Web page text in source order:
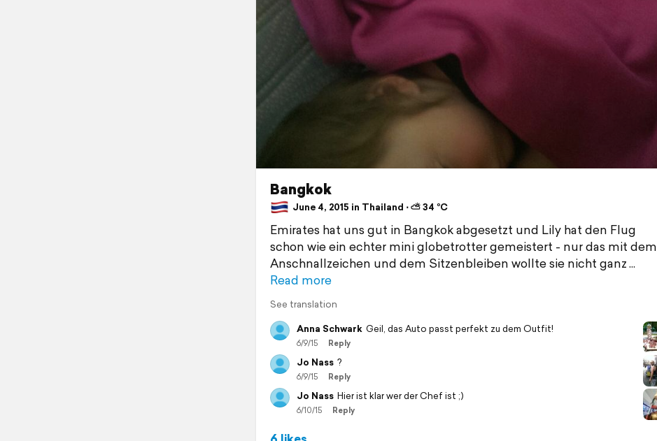
Bangkok
June 4, 2015 in Thailand ⋅ ⛅ 34 °C
Emirates hat uns gut in Bangkok abgesetzt und Lily hat den Flug
schon wie ein echter mini globetrotter gemeistert - nur das mit dem
Anschnallzeichen und dem Sitzenbleiben wollte sie nicht ganz
Read more
See translation
Anna Schwark Geil, das Auto passt perfekt zu dem Outfit!
6/9/15 Reply
Jo Nass ?
6/9/15 Reply
Jo Nass Hier ist klar wer der Chef ist ;)
6/10/15 Reply